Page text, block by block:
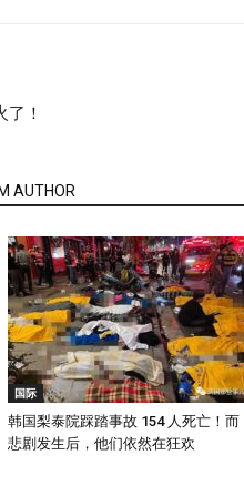
！
AUTHOR
国际
韩国梨泰院踩踏事故 154 人死亡！而
悲剧发生后，他们依然在狂欢